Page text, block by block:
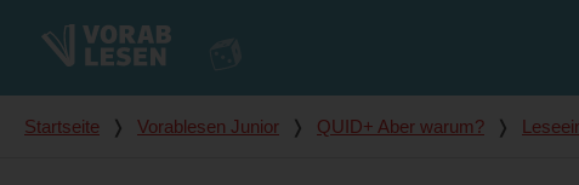
Du bist hier
Startseite ❭ Vorablesen Junior ❭ QUID+ Aber warum? ❭